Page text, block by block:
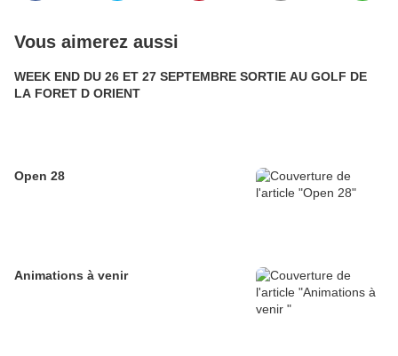
Vous aimerez aussi
WEEK END DU 26 ET 27 SEPTEMBRE SORTIE AU GOLF DE
LA FORET D ORIENT
Open 28
Animations à venir